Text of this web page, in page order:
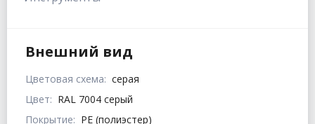
Внешний вид
Цветовая схема: серая
Цвет: RAL 7004 серый
Покрытие: PE (полиэстер)